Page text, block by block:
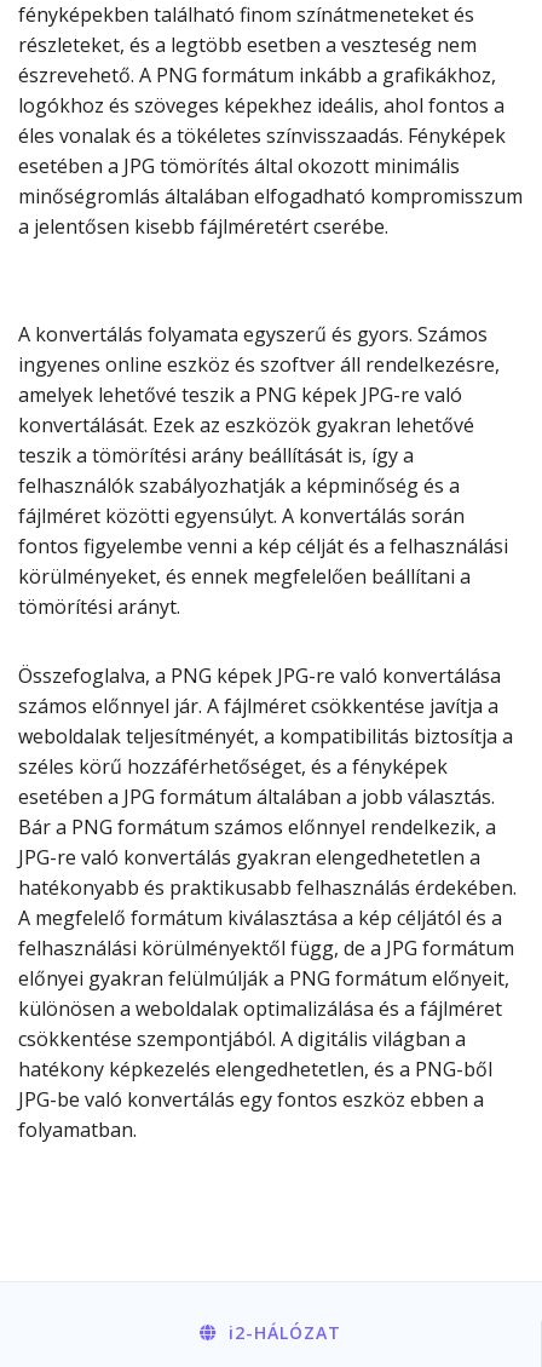
fényképekben található finom színátmeneteket és
részleteket, és a legtöbb esetben a veszteség nem
észrevehető. A PNG formátum inkább a grafikákhoz,
logókhoz és szöveges képekhez ideális, ahol fontos a
éles vonalak és a tökéletes színvisszaadás. Fényképek
esetében a JPG tömörítés által okozott minimális
minőségromlás általában elfogadható kompromisszum
a jelentősen kisebb fájlméretért cserébe.
A konvertálás folyamata egyszerű és gyors. Számos
ingyenes online eszköz és szoftver áll rendelkezésre,
amelyek lehetővé teszik a PNG képek JPG-re való
konvertálását. Ezek az eszközök gyakran lehetővé
teszik a tömörítési arány beállítását is, így a
felhasználók szabályozhatják a képminőség és a
fájlméret közötti egyensúlyt. A konvertálás során
fontos figyelembe venni a kép célját és a felhasználási
körülményeket, és ennek megfelelően beállítani a
tömörítési arányt.
Összefoglalva, a PNG képek JPG-re való konvertálása
számos előnnyel jár. A fájlméret csökkentése javítja a
weboldalak teljesítményét, a kompatibilitás biztosítja a
széles körű hozzáférhetőséget, és a fényképek
esetében a JPG formátum általában a jobb választás.
Bár a PNG formátum számos előnnyel rendelkezik, a
JPG-re való konvertálás gyakran elengedhetetlen a
hatékonyabb és praktikusabb felhasználás érdekében.
A megfelelő formátum kiválasztása a kép céljától és a
felhasználási körülményektől függ, de a JPG formátum
előnyei gyakran felülmúlják a PNG formátum előnyeit,
különösen a weboldalak optimalizálása és a fájlméret
csökkentése szempontjából. A digitális világban a
hatékony képkezelés elengedhetetlen, és a PNG-ből
JPG-be való konvertálás egy fontos eszköz ebben a
folyamatban.
i2-HÁLÓZAT